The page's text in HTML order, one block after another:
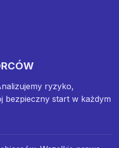
ryzyko,
bezpieczny start w każdym